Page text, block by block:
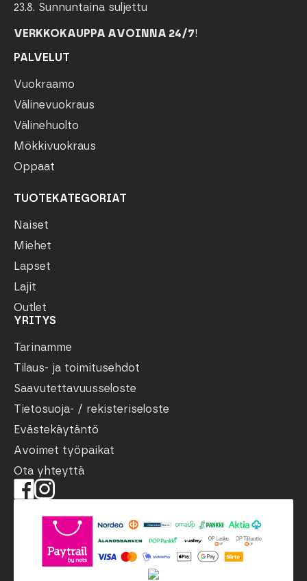
23.8. Sunnuntaina suljettu
VERKKOKAUPPA AVOINNA 24/7!
PALVELUT
Vuokraamo
Välinevuokraus
Välinehuolto
Mökkivuokraus
Oppaat
TUOTEKATEGORIAT
Naiset
Miehet
Lapset
Lajit
Outlet
YRITYS
Tarinamme
Tilaus- ja toimitusehdot
Saavutettavuusseloste
Tietosuoja- / rekisteriseloste
Evästekäytäntö
Avoimet työpaikat
Ota yhteyttä